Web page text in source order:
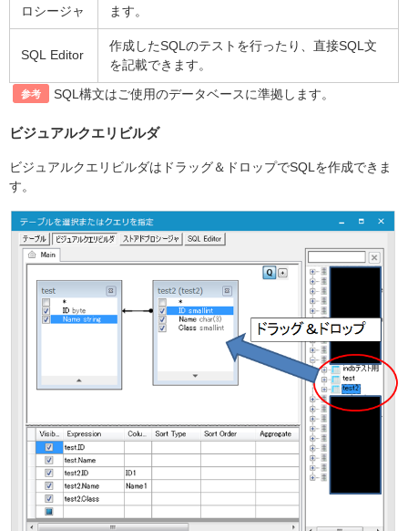
ロシージャ
ます。
SQL Editor
作成したSQLのテストを行ったり、直接SQL文
を記載できます。
参考 SQL構文はご使用のデータベースに準拠します。
ビジュアルクエリビルダ
ビジュアルクエリビルダはドラッグ＆ドロップでSQLを作成できま
す。